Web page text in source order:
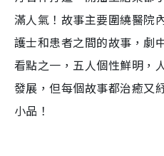
滿人氣！故事主要圍繞醫院
護士和患者之間的故事， 劇
看點之一，五人個性鮮明，
發展，但每個故事都治癒又
小品！